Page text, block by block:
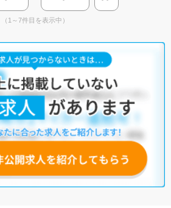
（1～7件目を表示中）